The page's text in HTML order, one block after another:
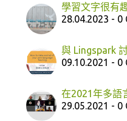
學習文字很有
28.04.2023 - 0
與 Lingspark
09.10.2021 - 0
在2021年多語
29.05.2021 - 0